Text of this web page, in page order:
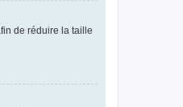
de réduire la taille